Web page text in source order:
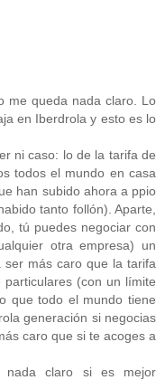
me queda nada claro. Lo
en Iberdrola y esto es lo
ni caso: lo de la tarifa de
todos el mundo en casa
han subido ahora a ppio
tanto follón). Aparte,
tú puedes negociar con
otra empresa) un
más caro que la tarifa
(con un límite
que todo el mundo tiene
generación si negocias
caro que si te acoges a
claro si es mejor